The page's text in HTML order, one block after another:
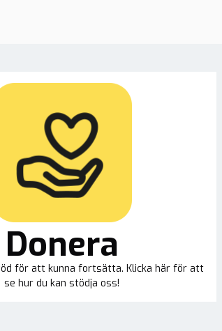
Donera
för att kunna fortsätta. Klicka här för att
se hur du kan stödja oss!